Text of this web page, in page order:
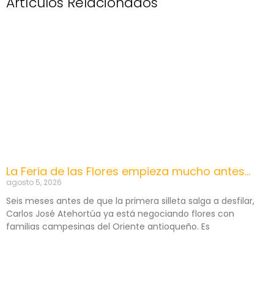
La Feria de las Flores empieza mucho antes…
agosto 5, 2026
Seis meses antes de que la primera silleta salga a desfilar,
Carlos José Atehortúa ya está negociando flores con
familias campesinas del Oriente antioqueño. Es